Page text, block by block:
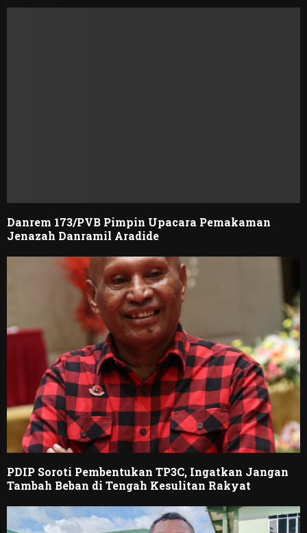
Danrem 173/PVB Pimpin Upacara Pemakaman
Jenazah Danramil Aradide
PDIP Soroti Pembentukan TP3C, Ingatkan Jangan
Tambah Beban di Tengah Kesulitan Rakyat ‎